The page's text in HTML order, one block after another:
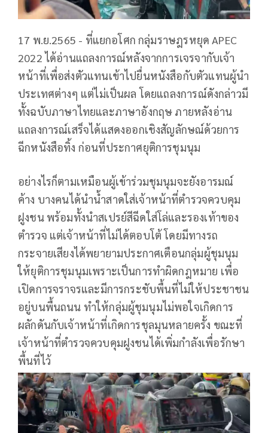
17 พ.ย.2565 - ที่แยกอโศก กลุ่มราษฎรหยุด APEC
2022 ได้อ่านแถลงการณ์หลังจากการเจรจากับเจ้า
หน้าที่เพื่อส่งตัวแทนเข้าไปยื่นหนังสือกับตัวแทนผู้นำ
ประเทศต่างๆ แต่ไม่เป็นผล โดยแถลงการณ์ดังกล่าวมี
ทั้งฉบับภาษาไทยและภาษาอังกฤษ ภายหลังอ่าน
แถลงการณ์เสร็จได้แสดงออกเชิงสัญลักษณ์ด้วยการ
ฉีกหนังสือทิ้ง ก่อนที่ประกาศยุติการชุมนุม
อย่างไรก็ตามเหมือนผู้เข้าร่วมชุมนุมจะยังอารมณ์
ค้าง บางคนได้นำน้ำสาดใส่เจ้าหน้าที่ตำรวจควบคุม
ฝูงชน พร้อมทั้งนำสเปรย์สีฉีดใส่โล่และรองเท้าของ
ตำรวจ แต่เจ้าหน้าที่ไม่ได้ตอบโต้ โดยมีทางรถ
กระจายเสียงได้พยายามประกาศเตือนกลุ่มผู้ชุมนุม
ให้ยุติการชุมนุมเพราะเป็นการทำผิดกฎหมาย เพื่อ
เปิดการจราจรและมีการกระชับพื้นที่ไม่ให้ประชาชน
อยู่บนพื้นถนน ทำให้กลุ่มผู้ชุมนุมไม่พอใจเกิดการ
ผลักดันกับเจ้าหน้าที่เกิดการชุลมุนหลายครั้ง ขณะที่
เจ้าหน้าที่ตำรวจควบคุมฝูงชนได้เพิ่มกำลังเพื่อรักษา
พื้นที่ไว้